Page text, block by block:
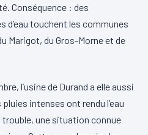
Conséquence : des
d’eau touchent les communes
Marigot, du Gros-Morne et de
l’usine de Durand a elle aussi
intenses ont rendu l’eau
une situation connue